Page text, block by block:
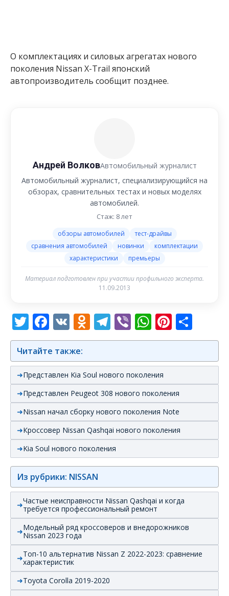
О комплектациях и силовых агрегатах нового
поколения Nissan X-Trail японский
автопроизводитель сообщит позднее.
Андрей ВолковАвтомобильный журналист
Автомобильный журналист, специализирующийся на
обзорах, сравнительных тестах и новых моделях
автомобилей.
Стаж: 8 лет
обзоры автомобилей
тест-драйвы
сравнения автомобилей
новинки
комплектации
характеристики
премьеры
Материал подготовлен при участии профильного эксперта.
11.09.2013
Twitter
Facebook
VK Odnoklassniki
Telegram
Viber
Читайте также:
Представлен Kia Soul нового поколения
Представлен Peugeot 308 нового поколения
Nissan начал сборку нового поколения Note
Кроссовер Nissan Qashqai нового поколения
Kia Soul нового поколения
Из рубрики: NISSAN
Частые неисправности Nissan Qashqai и когда
требуется профессиональный ремонт
Модельный ряд кроссоверов и внедорожников
Nissan 2023 года
Топ-10 альтернатив Nissan Z 2022-2023: сравнение
характеристик
Toyota Corolla 2019-2020